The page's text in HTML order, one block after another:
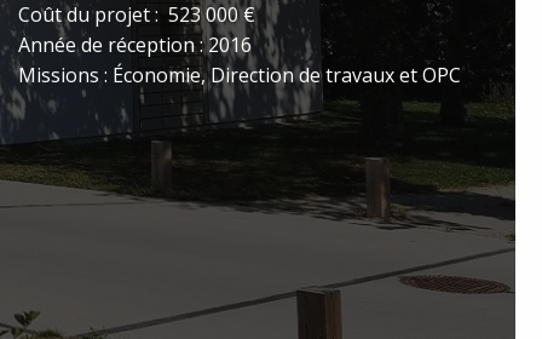
Coût du projet : 523 000 €
Année de réception : 2016
Missions : Économie, Direction de travaux et OPC